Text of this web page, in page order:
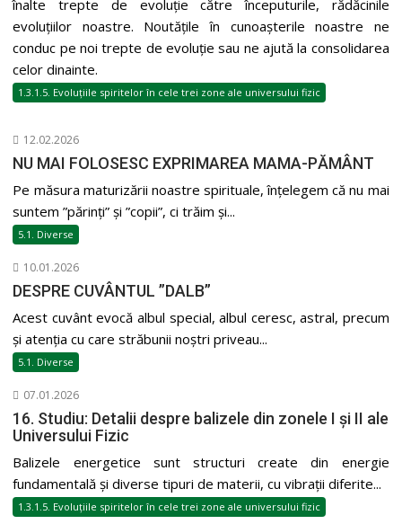
înalte trepte de evoluție către începuturile, rădăcinile
evoluțiilor noastre. Noutățile în cunoașterile noastre ne
conduc pe noi trepte de evoluție sau ne ajută la consolidarea
celor dinainte.
1.3.1.5. Evoluțiile spiritelor în cele trei zone ale universului fizic
12.02.2026
NU MAI FOLOSESC EXPRIMAREA MAMA-PĂMÂNT
Pe măsura maturizării noastre spirituale, înțelegem că nu mai
suntem ”părinți” și ”copii”, ci trăim și...
5.1. Diverse
10.01.2026
DESPRE CUVÂNTUL ”DALB”
Acest cuvânt evocă albul special, albul ceresc, astral, precum
și atenția cu care străbunii noștri priveau...
5.1. Diverse
07.01.2026
16. Studiu: Detalii despre balizele din zonele I și II ale
Universului Fizic
Balizele energetice sunt structuri create din energie
fundamentală și diverse tipuri de materii, cu vibrații diferite...
1.3.1.5. Evoluțiile spiritelor în cele trei zone ale universului fizic